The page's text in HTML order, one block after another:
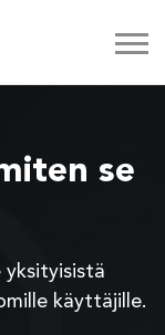
se
yksityisistä
käyttäjille.